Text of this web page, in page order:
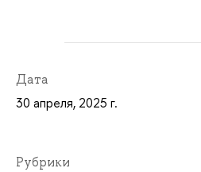
Дата
30 апреля, 2025 г.
Рубрики